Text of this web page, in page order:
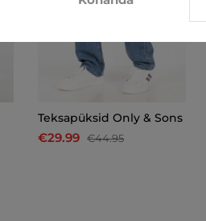
Teksapüksid Only & Sons
€29.99 €44.95